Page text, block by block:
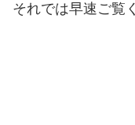
それでは早速ご覧